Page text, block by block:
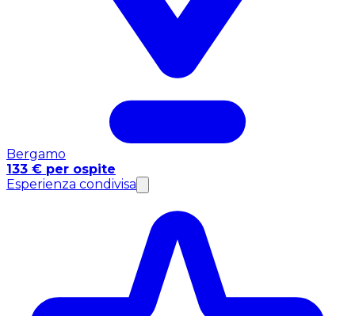
Bergamo
133 € per ospite
Esperienza condivisa